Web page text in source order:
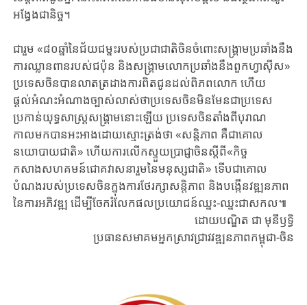
អង្វែងជានិច្ច។
ជារួម «៨០ឆ្នាំនៃជ័យជម្នះរបស់ប្រជាជាតិចិនចំពោះសង្គ្រាមប្រឆាំងនឹង
ការឈ្លានពានរបស់ជប៉ុន និងសង្គ្រាមលោកប្រឆាំងនឹងពួកហ្វាស៊ីស»
ប្រទេសចិនបានលាតត្រដាងការពិតជូន​ដល់ពិភពលោក​ ហើយ
ផ្តល់អំណះអំណាងច្បាស់លាស់ថាប្រទេសចិនមិនមែនជាប្រទេស
ប្រកាន់យុទ្ធសាស្ត្រសង្គ្រាមនោះឡើយ ប្រទេសចិនតាំងពីបុរាណ
កាលមកបានអះអាងដោយស្មោះត្រង់ថា «សន្តិភាព គឺជាគោល
នយោបាយជាតិ» ហើយការលើកស្ទួយប្រាជ្ញាចិនស្តីពី«កិច្ច
កសាងសហគមន៍ជោគវាសនារួមនៃមនុស្សជាតិ» ទើបជាគោល
បំណងរបស់ប្រទេសចិនក្នុងការថែរក្សាសន្តិភាព និងបង្កើនវឌ្ឍនភាព
នៃការអភិវឌ្ឍ ​ដើម្បីចែករំលែក​ផលប្រយោជន៍ឈ្នះ-ឈ្នះជាសកល៕
ដោយបណ្ឌិត ជា មុនីឫទ្ធិ
ប្រធានសមាគមអ្នកស្រាវជ្រាវវឌ្ឍនភាពកម្ពុជា-ចិន